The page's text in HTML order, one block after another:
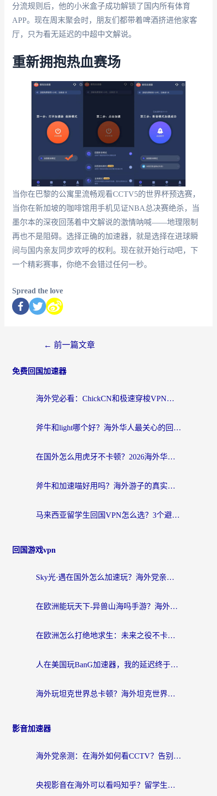
分流规则后，他的小米盒子成功解锁了国内所有体育
APP。现在周末聚会时，朋友们都带着啤酒挤进他家客
厅，只为看无延迟的中超中文解说。
重新拥抱热血赛场
当你在巴黎的公寓里流畅观看CCTV5的世界杯预选赛，
当你在新加坡的咖啡馆用手机见证NBA总决赛绝杀，当
墨尔本的深夜回荡着中文解说的激情呐喊——地理限制
再也不是阻碍。选择正确的加速器，就是选择在进球瞬
间与国内亲友同步欢呼的权利。现在就开始行动吧，下
一个精彩赛事，你绝不会错过任何一秒。
Spread the love
← 前一篇文章
免费回国加速器
海外党必看：ChickCN和极速穿梭VPN好用吗？3招教你选对回国加速器无缝刷国内资源
斧牛和light哪个好？海外华人最关心的回国加速器选择难题，一篇讲透
在国外怎么用虎牙不卡顿？2026海外华人亲测有效的回国加速器选择指南
斧牛和加速喵好用吗？海外游子的真实选择困境
马来西亚留学生回国VPN怎么选？3个避坑点+1款实测好用的加速器推荐
回国游戏vpn
Sky光·遇在国外怎么加速玩？海外党亲测有效的国服游戏加速指南
在欧洲能玩天下-异兽山海吗手游？海外玩家的加速器生存指南
在欧洲怎么打绝地求生：未来之役不卡？留学生亲测的加速器避坑指南
人在美国玩BanG加速器，我的延迟终于绿了
海外玩坦克世界总卡顿？海外坦克世界加速器有哪些？实测好用的选择在这里
影音加速器
海外党亲测：在海外如何看CCTV？告别“仅限大陆播放”的实用指南
央视影音在海外可以看吗知乎？留学生亲测：3步解决地域限制+追剧自由